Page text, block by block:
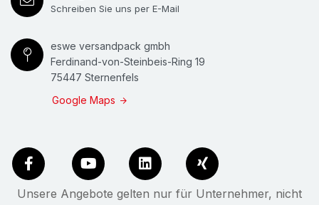
Schreiben Sie uns per E-Mail
eswe versandpack gmbh
Ferdinand-von-Steinbeis-Ring 19
75447 Sternenfels
Google Maps
Unsere Angebote gelten nur für Unternehmer, nicht